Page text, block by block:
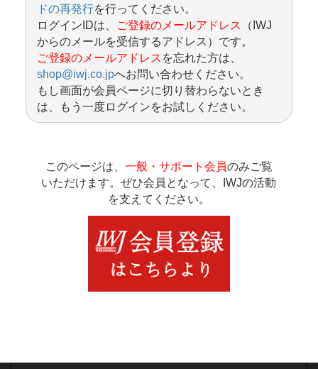
ドの再発行を行ってください。
ログインIDは、
ご登録のメールアドレス
（IWJ
からのメールを受信するアドレス）です。
ご登録のメールアドレス を忘れた方は、
shop@iwj.co.jpへお問い合わせください。
もし画面が会員ページに切り替わらないとき
は、もう一度ログインをお試しください。
このページは、 一般・サポート会員のみご覧
いただけます。ぜひ会員となって、IWJの活動
を支えてください。